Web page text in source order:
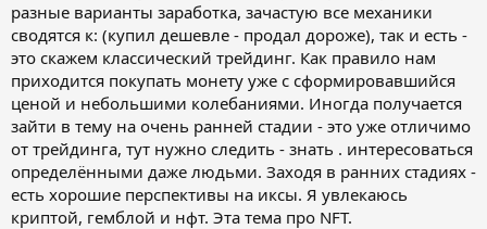
разные варианты заработка, зачастую все механики
сводятся к: (купил дешевле - продал дороже), так и есть -
это скажем классический трейдинг. Как правило нам
приходится покупать монету уже с сформировавшийся
ценой и небольшими колебаниями. Иногда получается
зайти в тему на очень ранней стадии - это уже отличимо
от трейдинга, тут нужно следить - знать . интересоваться
определёнными даже людьми. Заходя в ранних стадиях -
есть хорошие перспективы на иксы. Я увлекаюсь
криптой, гемблой и нфт. Эта тема про NFT.